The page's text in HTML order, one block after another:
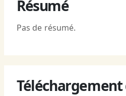
Résumé
Pas de résumé.